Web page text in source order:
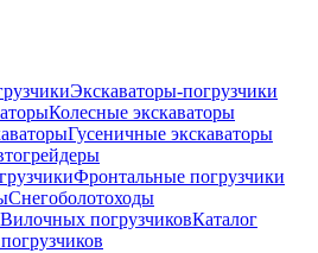
Экскаваторы-погрузчики
Колесные экскаваторы
Гусеничные экскаваторы
Фронтальные погрузчики
Снегоболотоходы
Каталог